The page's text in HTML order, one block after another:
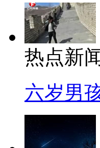
热点新
六岁男